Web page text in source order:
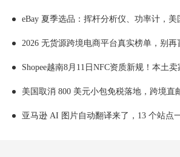
eBay 夏季选品：挥杆分析仪、功率计，美国
2026 无货源跨境电商平台真实榜单，别
Shopee越南8月11日NFC资质新规！本土
美国取消 800 美元小包免税落地，跨境直
亚马逊 AI 图片自动翻译来了，13 个站点